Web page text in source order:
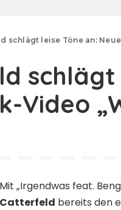
schlägt leise Töne an:
schlägt
Video
Mit „Irgendwas feat.
Catterfeld bereits den